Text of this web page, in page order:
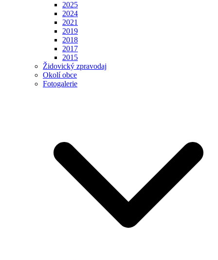
2025
2024
2021
2019
2018
2017
2015
Židovický zpravodaj
Okolí obce
Fotogalerie